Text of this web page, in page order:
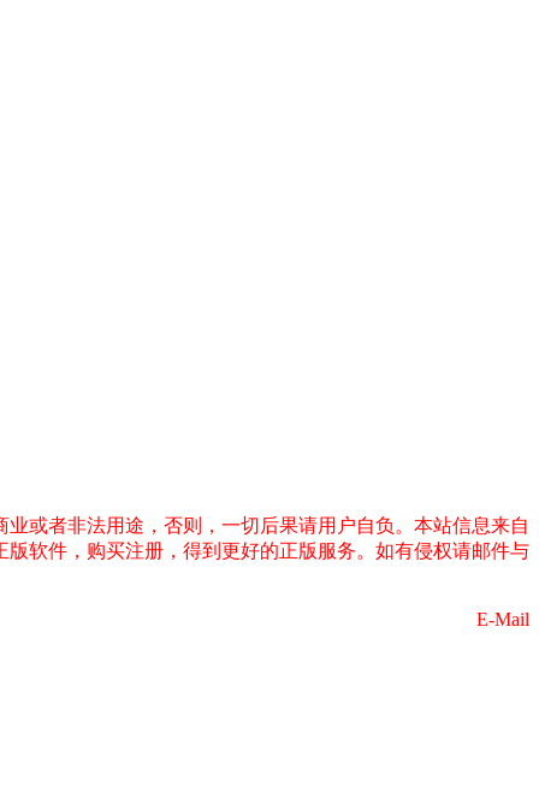
或者非法用途，否则，一切后果请用户自负。本站信息来自
软件，购买注册，得到更好的正版服务。如有侵权请邮件与
E-Mail